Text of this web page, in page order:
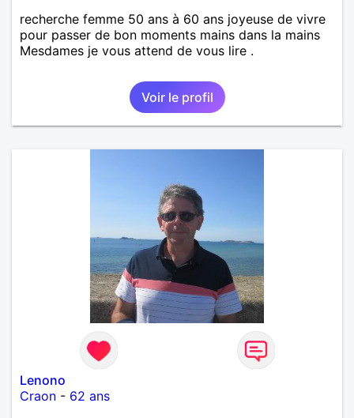
recherche femme 50 ans à 60 ans joyeuse de vivre
pour passer de bon moments mains dans la mains
Mesdames je vous attend de vous lire .
Voir le profil
Lenono
Craon - 62 ans